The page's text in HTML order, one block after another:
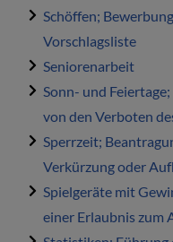
Schöffen;
Vorschlagsliste
Seniorenarbeit
Sonn- und
von den Verboten
Sperrzeit;
Verkürzung oder
Spielgeräte mit
einer Erlaubnis zum